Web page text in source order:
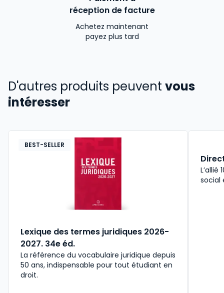
réception de facture
Achetez maintenant
payez plus tard
D'autres produits peuvent vous
intéresser
BEST-SELLER
Lexique des termes juridiques 2026-
2027. 34e éd.
La référence du vocabulaire juridique depuis
50 ans, indispensable pour tout étudiant en
droit.​
social